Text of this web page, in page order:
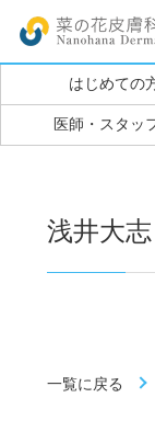
はじめての
医師・スタッ
浅井大志
一覧に戻る